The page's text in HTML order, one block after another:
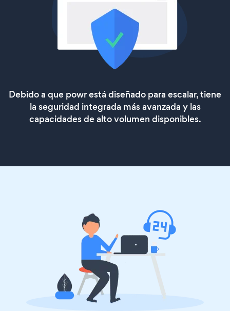
Debido a que powr está diseñado para escalar, tiene
la seguridad integrada más avanzada y las
capacidades de alto volumen disponibles.